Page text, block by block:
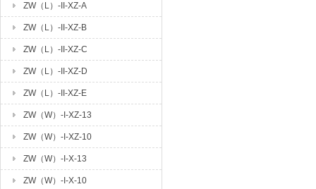
ZW（L）-II-XZ-A
ZW（L）-II-XZ-B
ZW（L）-II-XZ-C
ZW（L）-II-XZ-D
ZW（L）-II-XZ-E
ZW（W）-I-XZ-13
ZW（W）-I-XZ-10
ZW（W）-I-X-13
ZW（W）-I-X-10